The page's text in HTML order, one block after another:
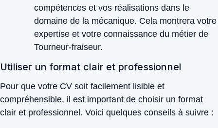
compétences et vos réalisations dans le
domaine de la mécanique. Cela montrera votre
expertise et votre connaissance du métier de
Tourneur-fraiseur.
Utiliser un format clair et professionnel
Pour que votre CV soit facilement lisible et
compréhensible, il est important de choisir un format
clair et professionnel. Voici quelques conseils à suivre :